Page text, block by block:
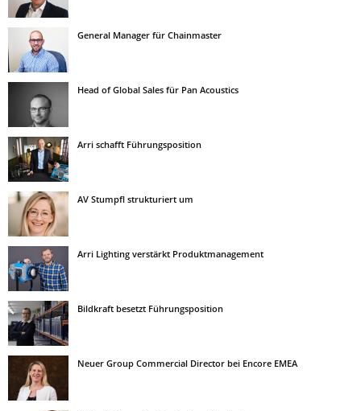
General Manager für Chainmaster
Head of Global Sales für Pan Acoustics
Arri schafft Führungsposition
AV Stumpfl strukturiert um
Arri Lighting verstärkt Produktmanagement
Bildkraft besetzt Führungsposition
Neuer Group Commercial Director bei Encore EMEA